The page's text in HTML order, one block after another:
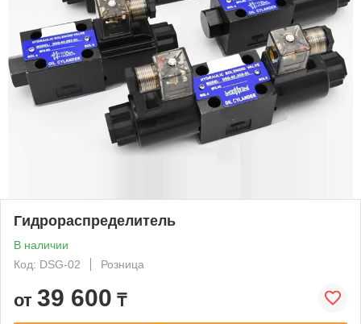
Гидрораспределитель
В наличии
Код: DSG-02
Розница
от 39 600 ₸